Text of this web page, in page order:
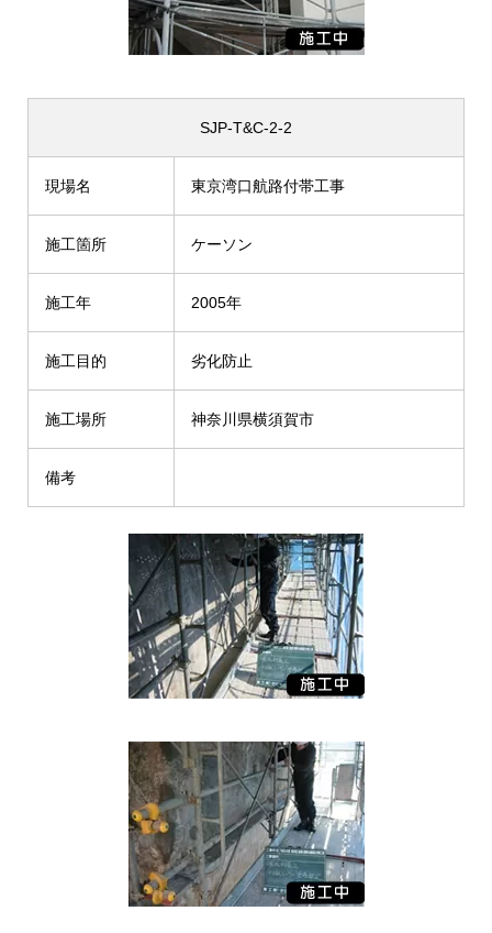
SJP-T&C-2-2
現場名 東京湾口航路付帯工事
施工箇所 ケーソン
施工年 2005年
施工目的 劣化防止
施工場所 神奈川県横須賀市
備考